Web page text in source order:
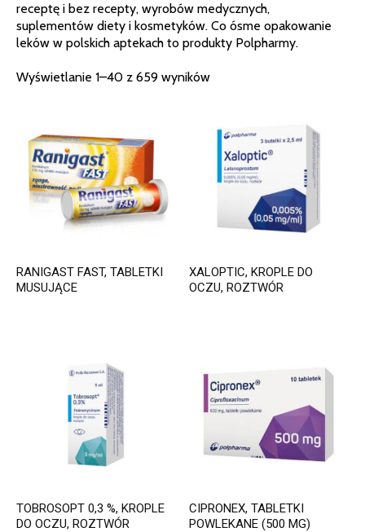
receptę i bez recepty, wyrobów medycznych,
suplementów diety i kosmetyków. Co ósme opakowanie
leków w polskich aptekach to produkty Polpharmy.
Wyświetlanie 1–40 z 659 wyników
RANIGAST FAST, TABLETKI
MUSUJĄCE
XALOPTIC, KROPLE DO
OCZU, ROZTWÓR
TOBROSOPT 0,3 %, KROPLE
DO OCZU, ROZTWÓR
CIPRONEX, TABLETKI
POWLEKANE (500 MG)